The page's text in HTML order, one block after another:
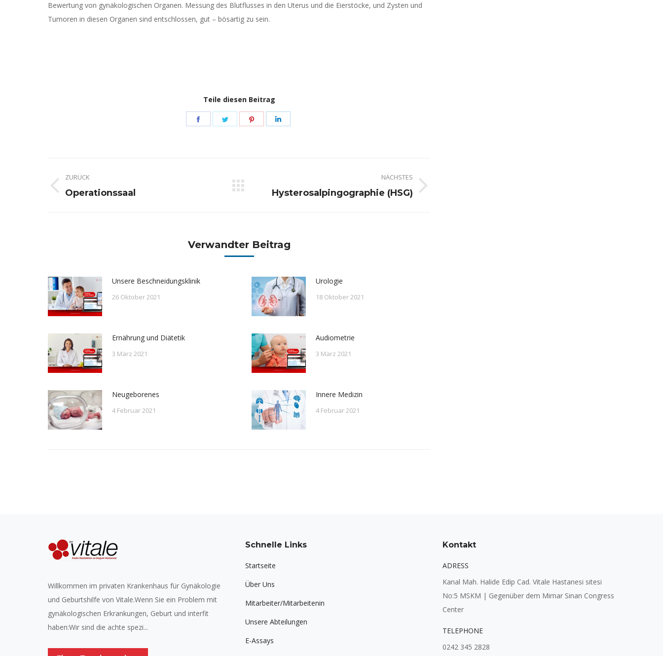
Bewertung von gynäkologischen Organen. Messung des Blutflusses in den Uterus und die Eierstöcke, und Zysten und
Tumoren in diesen Organen sind entschlossen, gut – bösartig zu sein.
Teile diesen Beitrag
Share Share
Share
ZURÜCK
Vorheriger
Operationssaal
NÄCHSTES
Nächster
Hysterosalpingographie (HSG)
Verwandter Beitrag
Unsere Beschneidungsklinik
26 Oktober 2021
Urologie
18 Oktober 2021
Ernährung und Diätetik
3 März 2021
Audiometrie
3 März 2021
Neugeborenes
4 Februar 2021
Innere Medizin
4 Februar 2021
Willkommen im privaten Krankenhaus für Gynäkologie
und Geburtshilfe von Vitale.Wenn Sie ein Problem mit
gynäkologischen Erkrankungen, Geburt und interfit
haben:Wir sind die achte spezi...
Schnelle Links
Startseite
Über Uns
Mitarbeiter/Mitarbeitenin
Unsere Abteilungen
E-Assays
Kontakt
ADRESS
Kanal Mah. Halide Edip Cad. Vitale Hastanesi sitesi
No:5 MSKM | Gegenüber dem Mimar Sinan Congress
Center
TELEPHONE
0242 345 2828